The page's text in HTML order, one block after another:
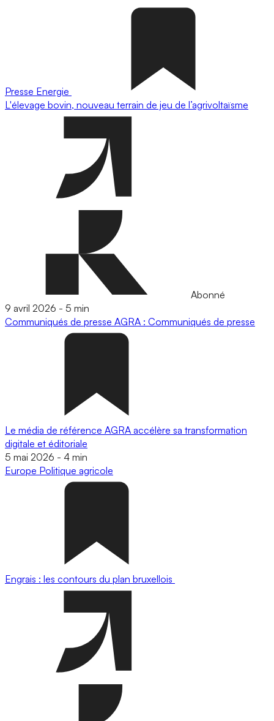
Presse Energie
L'élevage bovin, nouveau terrain de jeu de l’agrivoltaïsme
Abonné
9 avril 2026 - 5 min
Communiqués de presse AGRA : Communiqués de presse
Le média de référence AGRA accélère sa transformation
digitale et éditoriale
5 mai 2026 - 4 min
Europe Politique agricole
Engrais : les contours du plan bruxellois